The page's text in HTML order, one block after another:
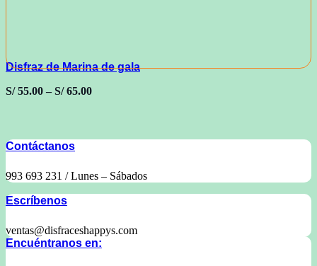
Disfraz de Marina de gala
S/55.00–S/65.00
Contáctanos
993 693 231 / Lunes – Sábados
Escríbenos
ventas@disfraceshappys.com
Encuéntranos en: